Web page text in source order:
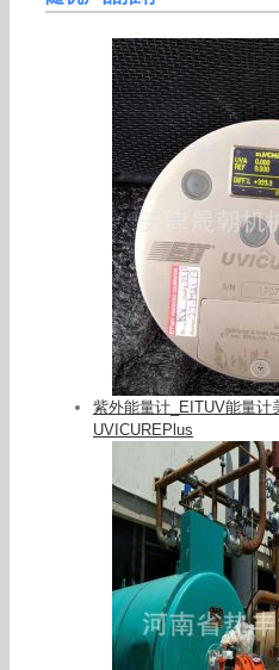
紫外能量计_EITUV能量计
UVICUREPlus